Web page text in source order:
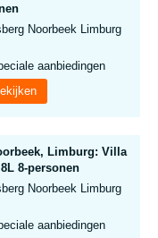
Noorbeek Limburg
aanbiedingen
Limburg: Villa
8-personen
Noorbeek Limburg
aanbiedingen